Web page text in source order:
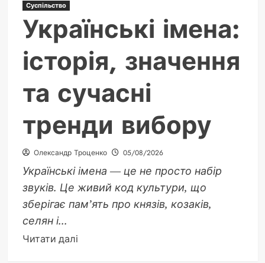
Суспільство
Українські імена:
історія, значення
та сучасні
тренди вибору
Олександр Троценко 05/08/2026
Українські імена — це не просто набір
звуків. Це живий код культури, що
зберігає пам’ять про князів, козаків,
селян і...
Читати даліДокладніше